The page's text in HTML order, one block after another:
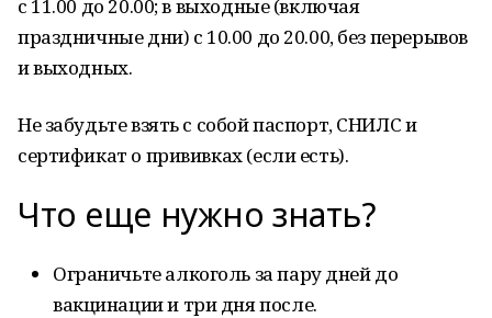
с 11.00 до 20.00; в выходные (включая
праздничные дни) с 10.00 до 20.00, без перерывов
и выходных.
Не забудьте взять с собой паспорт, СНИЛС и
сертификат о прививках (если есть).
Что еще нужно знать?
Ограничьте алкоголь за пару дней до
вакцинации и три дня после.